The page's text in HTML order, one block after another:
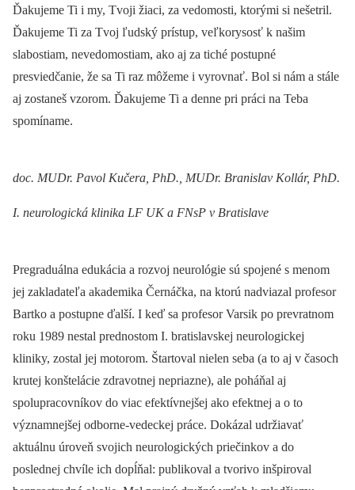
Ďakujeme Ti i my, Tvoji žiaci, za vedomosti, ktorými si nešetril.
Ďakujeme Ti za Tvoj ľudský prístup, veľkorysosť k našim
slabostiam, nevedomostiam, ako aj za tiché postupné
presviedčanie, že sa Ti raz môžeme i vyrovnať. Bol si nám a stále
aj zostaneš vzorom. Ďakujeme Ti a denne pri práci na Teba
spomíname.
doc. MUDr. Pavol Kučera, PhD., MUDr. Branislav Kollár, PhD.
I. neurologická klinika LF UK a FNsP v Bratislave
Pregraduálna edukácia a rozvoj neurológie sú spojené s menom
jej zakladateľa akademika Černáčka, na ktorú nadviazal profesor
Bartko a postupne ďalší. I keď sa profesor Varsik po prevratnom
roku 1989 nestal prednostom I. bratislavskej neurologickej
kliniky, zostal jej motorom. Štartoval nielen seba (a to aj v časoch
krutej konštelácie zdravotnej nepriazne), ale poháňal aj
spolupracovníkov do viac efektívnejšej ako efektnej a o to
významnejšej odborne-vedeckej práce. Dokázal udržiavať
aktuálnu úroveň svojich neurologických priečinkov a do
poslednej chvíle ich dopĺňal: publikoval a tvorivo inšpiroval